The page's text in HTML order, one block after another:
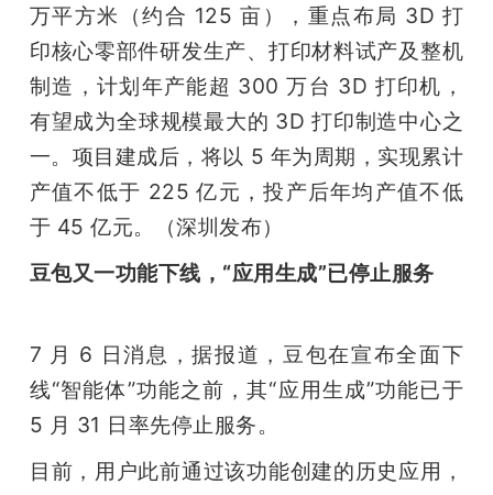
万平方米（约合 125 亩），重点布局 3D 打
印核心零部件研发生产、打印材料试产及整机
制造，计划年产能超 300 万台 3D 打印机，
有望成为全球规模最大的 3D 打印制造中心之
一。项目建成后，将以 5 年为周期，实现累计
产值不低于 225 亿元，投产后年均产值不低
于 45 亿元。（深圳发布）
豆包又一功能下线，“应用生成”已停止服务
7 月 6 日消息，据报道，豆包在宣布全面下
线“智能体”功能之前，其“应用生成”功能已于
5 月 31 日率先停止服务。
目前，用户此前通过该功能创建的历史应用，